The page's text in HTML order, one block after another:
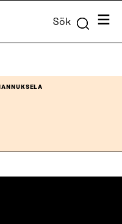
Sök Meny